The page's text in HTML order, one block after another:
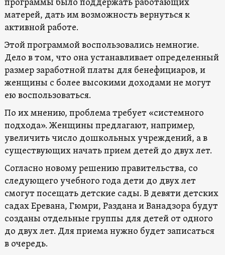
программы было поддержать работающих
матерей, дать им возможность вернуться к
активной работе.
Этой программой воспользовались немногие.
Дело в том, что она устанавливает определенный
размер заработной платы для бенефициаров, и
женщины с более высокими доходами не могут
ею воспользоваться.
По их мнению, проблема требует «системного
подхода». Женщины предлагают, например,
увеличить число дошкольных учреждений, а в
существующих начать прием детей до двух лет.
Согласно новому решению правительства, со
следующего учебного года дети до двух лет
смогут посещать детские сады. В девяти детских
садах Еревана, Гюмри, Раздана и Ванадзора будут
созданы отдельные группы для детей от одного
до двух лет. Для приема нужно будет записаться
в очередь.